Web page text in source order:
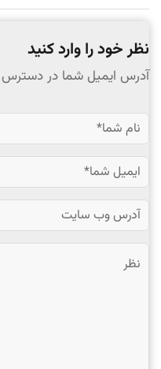
نظر خود را وارد کنید
آدرس ایمیل شما در دسترس